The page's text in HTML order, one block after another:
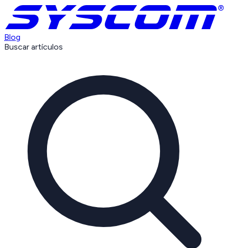
Blog
Buscar artículos